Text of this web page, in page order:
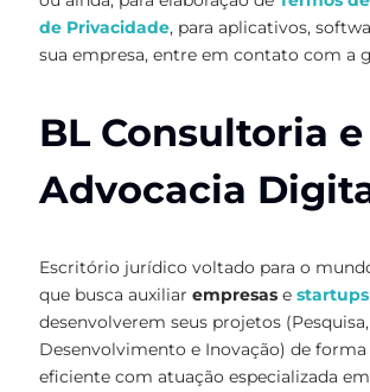
de Privacidade, para aplicativos,
sua empresa, entre em contato com a
BL Consultoria e
Advocacia
Escritório jurídico voltado para o
que busca auxiliar empresas e startups
desenvolverem seus projetos (Pesquisa,
Desenvolvimento e Inovação) de
eficiente com atuação especializada em